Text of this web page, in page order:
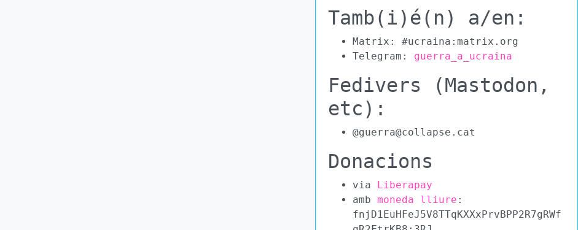
Tamb(i)é(n) a/en:
Matrix: #ucraina:matrix.org
Telegram: guerra_a_ucraina
Fedivers (Mastodon,
etc):
@guerra@collapse.cat
Donacions
via Liberapay
amb moneda lliure :
fnjD1EuHFeJ5V8TTqKXXxPrvBPP2R7gRWf